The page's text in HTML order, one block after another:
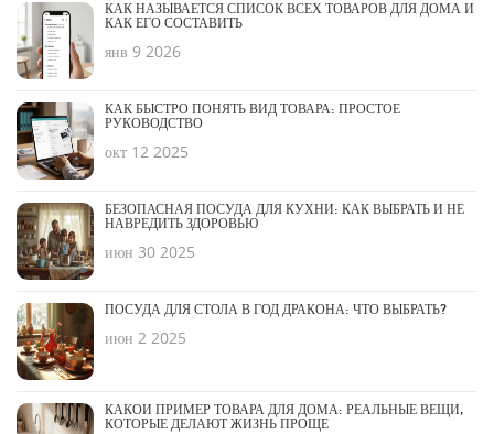
КАК НАЗЫВАЕТСЯ СПИСОК ВСЕХ ТОВАРОВ ДЛЯ ДОМА И
КАК ЕГО СОСТАВИТЬ
янв 9 2026
КАК БЫСТРО ПОНЯТЬ ВИД ТОВАРА: ПРОСТОЕ
РУКОВОДСТВО
окт 12 2025
БЕЗОПАСНАЯ ПОСУДА ДЛЯ КУХНИ: КАК ВЫБРАТЬ И НЕ
НАВРЕДИТЬ ЗДОРОВЬЮ
июн 30 2025
ПОСУДА ДЛЯ СТОЛА В ГОД ДРАКОНА: ЧТО ВЫБРАТЬ?
июн 2 2025
КАКОЙ ПРИМЕР ТОВАРА ДЛЯ ДОМА: РЕАЛЬНЫЕ ВЕЩИ,
КОТОРЫЕ ДЕЛАЮТ ЖИЗНЬ ПРОЩЕ